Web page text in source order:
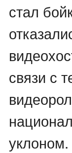
стал
связи с